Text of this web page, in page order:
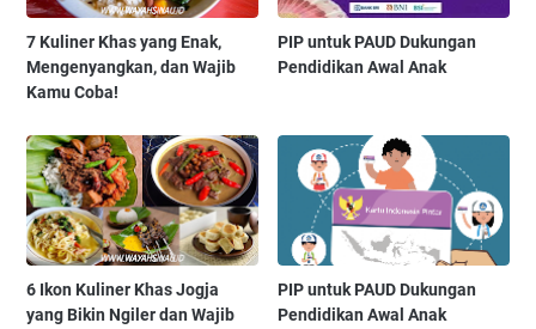
7 Kuliner Khas yang Enak,
Mengenyangkan, dan Wajib
Kamu Coba!
PIP untuk PAUD Dukungan
Pendidikan Awal Anak
6 Ikon Kuliner Khas Jogja
yang Bikin Ngiler dan Wajib
PIP untuk PAUD Dukungan
Pendidikan Awal Anak